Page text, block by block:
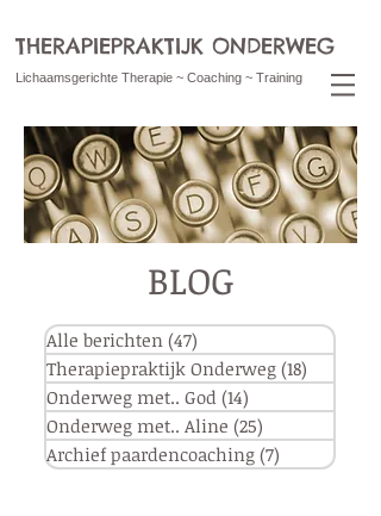
Lichaamsgerichte Therapie ~ Coaching ~ Training
THERAPIEPRAKTIJK ONDERWEG
BLOG
Alle berichten (47)
Therapiepraktijk Onderweg (18)
Onderweg met.. God (14)
Onderweg met.. Aline (25)
Archief paardencoaching (7) 7 posts